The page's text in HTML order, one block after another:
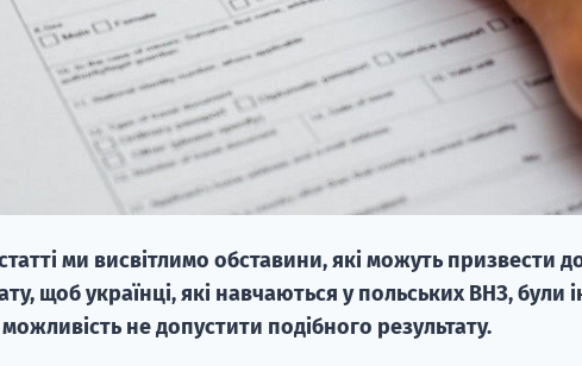
ми висвітлимо обставини, які можуть призвести
щоб українці, які навчаються у польських ВНЗ, були
не допустити подібного результату.